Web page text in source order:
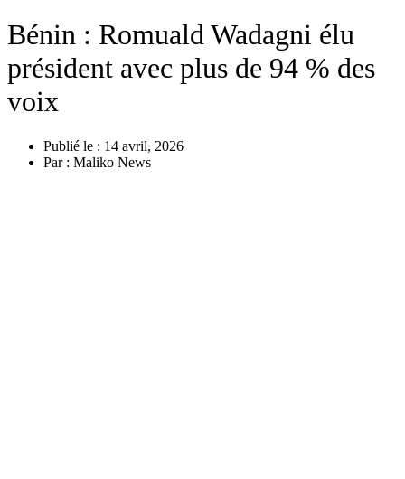
Bénin : Romuald Wadagni élu
président avec plus de 94 % des
voix
Publié le : 14 avril, 2026
Par : Maliko News